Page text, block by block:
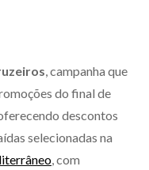
, campanha que
do final de
descontos
selecionadas na
, com